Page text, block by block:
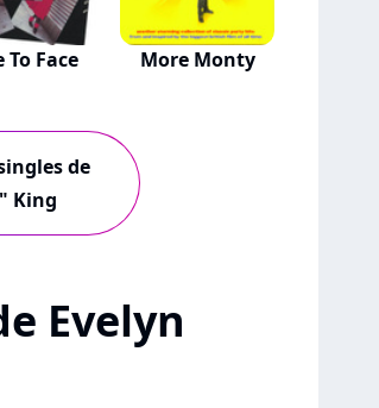
To Face More Monty
de
King
Evelyn